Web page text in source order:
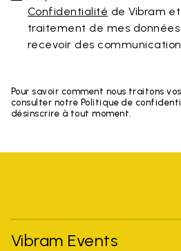
Confidentialité de Vibram
traitement de mes
recevoir des
Pour savoir comment nous traitons
consulter notre Politique de
désinscrire à tout moment.
Vibram Events